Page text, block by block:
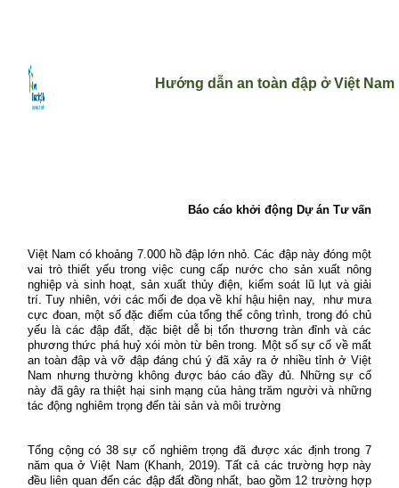
Hướng dẫn an toàn đập ở Việt Nam
Báo cáo khởi động Dự án Tư vấn
Việt Nam có khoảng 7.000 hồ đập lớn nhỏ. Các đập này đóng một
vai trò thiết yếu trong việc cung cấp nước cho sản xuất nông
nghiệp và sinh hoạt, sản xuất thủy điện, kiểm soát lũ lụt và giải
trí. Tuy nhiên, với các mối đe dọa về khí hậu hiện nay,
như mưa
cực đoan, một số đặc điểm của tổng thể công trình, trong đó chủ
yếu là các đập đất, đặc biệt dễ bị tổn thương tràn đỉnh và các
phương thức phá huỷ xói mòn từ bên trong. Một số sự cố về mất
an toàn đập và vỡ đập đáng chú ý đã xảy ra ở nhiều tỉnh ở Việt
Nam nhưng thường không được báo cáo đầy đủ. Những sự cố
này đã gây ra thiệt hại sinh mạng của hàng trăm người và những
tác động nghiêm trọng đến tài sản và môi trường
Tổng cộng có 38 sự cố nghiêm trọng đã được xác định trong 7
năm qua ở Việt Nam (Khanh, 2019). Tất cả các trường hợp này
đều liên quan đến các đập đất đồng nhất, bao gồm 12 trường hợp